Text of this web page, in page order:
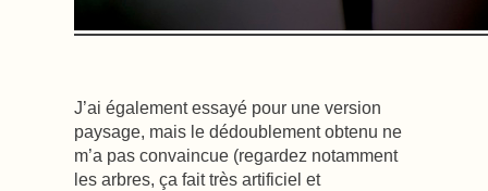
J’ai également essayé pour une version
paysage, mais le dédoublement obtenu ne
m’a pas convaincue (regardez notamment
les arbres, ça fait très artificiel et